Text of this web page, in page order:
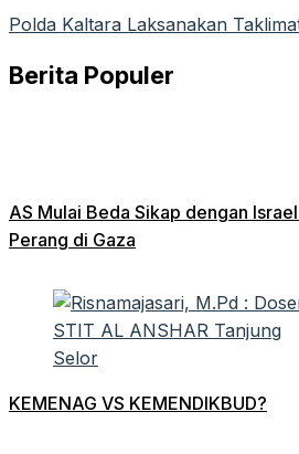
Polda Kaltara Laksanakan
Berita Populer
AS Mulai Beda Sikap dengan
Perang di Gaza
KEMENAG VS KEMENDIKBUD?